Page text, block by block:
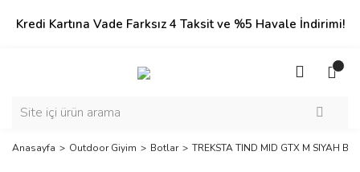
Kredi Kartına Vade Farksız 4 Taksit ve %5 Havale İndirimi!
Anasayfa Outdoor Giyim Botlar TREKSTA TIND MID GTX M SIYAH